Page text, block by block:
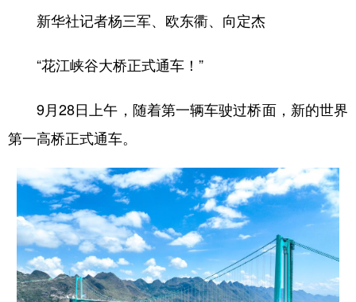
融媒联播 贵阳 遵义
地方频道
北京 天津 河北 山西
辽宁 吉林 上海 江苏
浙江 安徽 江西
山东 河南 湖北 湖南
新华社记者杨三军、欧东衢、向定杰
“花江峡谷大桥正式通车！”
9月28日上午，随着第一辆车驶过桥面，新的世界
第一高桥正式通车。